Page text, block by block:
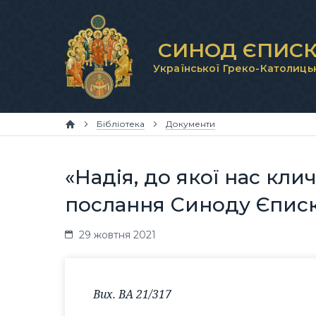
СИНОД
Української Греко-
Бібліотека Документи
«Надія, до якої нас
послання Синоду
29 жовтня 2021
Вих. ВА 21/317